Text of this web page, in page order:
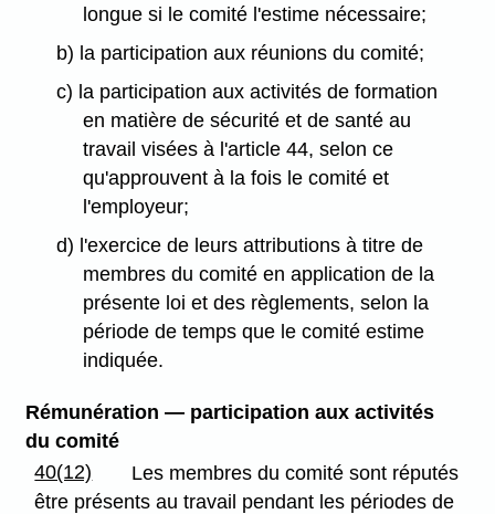
longue si le comité l'estime nécessaire;
b) la participation aux réunions du comité;
c) la participation aux activités de formation
en matière de sécurité et de santé au
travail visées à l'article 44, selon ce
qu'approuvent à la fois le comité et
l'employeur;
d) l'exercice de leurs attributions à titre de
membres du comité en application de la
présente loi et des règlements, selon la
période de temps que le comité estime
indiquée.
Rémunération — participation aux activités
du comité
40(12)
Les membres du comité sont réputés
être présents au travail pendant les périodes de